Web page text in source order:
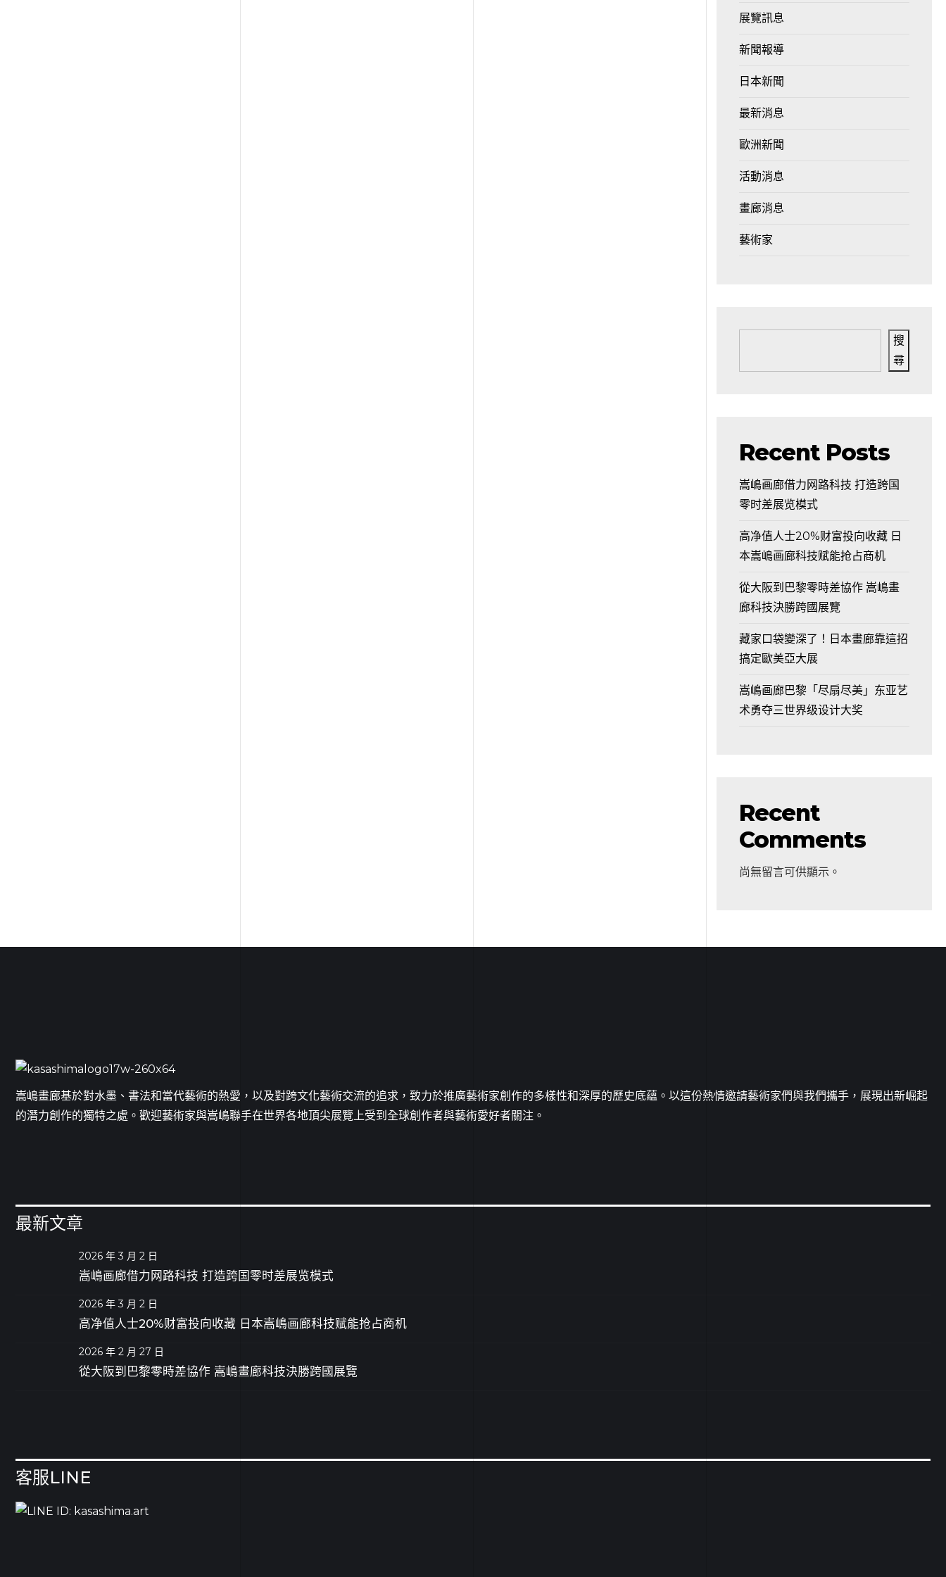
展覽訊息
新聞報導
日本新聞
最新消息
歐洲新聞
活動消息
畫廊消息
藝術家
搜
尋
Recent Posts
嵩嶋画廊借力网路科技 打造跨国
零时差展览模式
高净值人士20%财富投向收藏 日
本嵩嶋画廊科技赋能抢占商机
從大阪到巴黎零時差協作 嵩嶋畫
廊科技決勝跨國展覽
藏家口袋變深了！日本畫廊靠這招
搞定歐美亞大展
嵩嶋画廊巴黎「尽扇尽美」东亚艺
术勇夺三世界级设计大奖
Recent
Comments
尚無留言可供顯示。
嵩嶋畫廊基於對水墨、書法和當代藝術的熱愛，以及對跨文化藝術交流的追求，致力於推廣藝術家創作的多樣性和深厚的歷史底蘊。以這份熱情邀請藝術家們與我們攜手，展現出新崛起
的潛力創作的獨特之處。歡迎藝術家與嵩嶋聯手在世界各地頂尖展覽上受到全球創作者與藝術愛好者關注。
最新文章
2026 年 3 月 2 日
嵩嶋画廊借力网路科技 打造跨国零时差展览模式
2026 年 3 月 2 日
高净值人士20%财富投向收藏 日本嵩嶋画廊科技赋能抢占商机
2026 年 2 月 27 日
從大阪到巴黎零時差協作 嵩嶋畫廊科技決勝跨國展覽
客服LINE